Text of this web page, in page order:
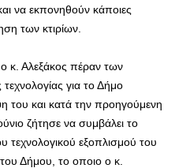
να εκπονηθούν κάποιες
των κτιρίων.
κ. Αλεξάκος πέραν των
για το Δήμο
του και κατά την προηγούμενη
ζήτησε να συμβάλει το
τεχνολογικού εξοπλισμού του
Δήμου, το οποιο ο κ.